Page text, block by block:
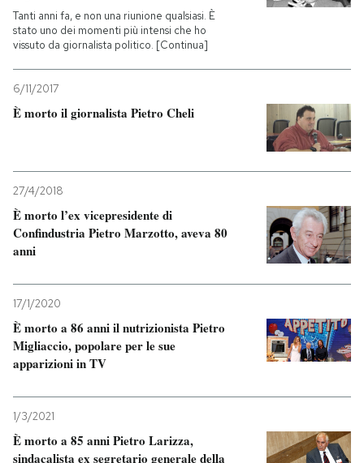
Tanti anni fa, e non una riunione qualsiasi. È
stato uno dei momenti più intensi che ho
vissuto da giornalista politico. [Continua]
6/11/2017
È morto il giornalista Pietro Cheli
27/4/2018
È morto l’ex vicepresidente di
Confindustria Pietro Marzotto, aveva 80
anni
17/1/2020
È morto a 86 anni il nutrizionista Pietro
Migliaccio, popolare per le sue
apparizioni in TV
1/3/2021
È morto a 85 anni Pietro Larizza,
sindacalista ex segretario generale della